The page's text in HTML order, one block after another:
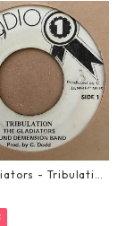
- Tribulation